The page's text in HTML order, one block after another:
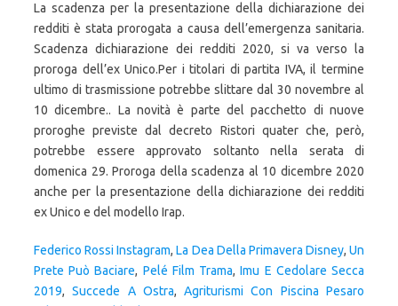
La scadenza per la presentazione della dichiarazione dei
redditi è stata prorogata a causa dell’emergenza sanitaria.
Scadenza dichiarazione dei redditi 2020, si va verso la
proroga dell’ex Unico.Per i titolari di partita IVA, il termine
ultimo di trasmissione potrebbe slittare dal 30 novembre al
10 dicembre.. La novità è parte del pacchetto di nuove
proroghe previste dal decreto Ristori quater che, però,
potrebbe essere approvato soltanto nella serata di
domenica 29. Proroga della scadenza al 10 dicembre 2020
anche per la presentazione della dichiarazione dei redditi
ex Unico e del modello Irap.
Federico Rossi Instagram,La Dea Della Primavera Disney, Un
Prete Può Baciare, Pelé Film Trama,Imu E Cedolare Secca
2019,Succede A Ostra,Agriturismi Con Piscina Pesaro